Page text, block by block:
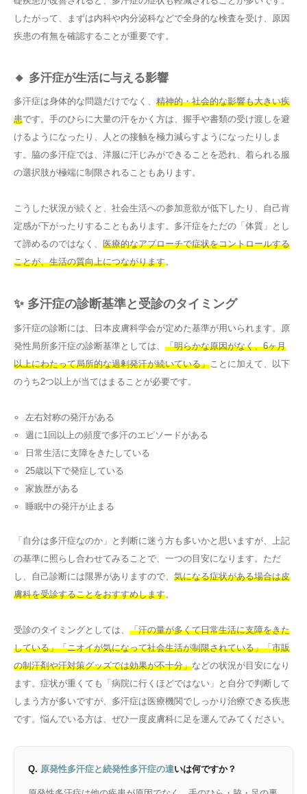
したがって、まずは内科や内分泌科などで全身的な検査を受け、原因
疾患の有無を確認することが重要です。
🔸 多汗症が生活に与える影響
多汗症は身体的な問題だけでなく、 精神的・社会的な影響も大きい疾
患です。手のひらに大量の汗をかく方は、握手や書類の受け渡しを避
けるようになったり、人との接触を極力減らすようになったりしま
す。脇の多汗症では、洋服に汗じみができることを恐れ、着られる服
の選択肢が極端に制限されることもあります。
こうした状況が続くと、社会生活への参加意欲が低下したり、自己肯
定感が下がったりすることもあります。多汗症をただの「体質」とし
て諦めるのではなく、 医療的なアプローチで症状をコントロールする
ことが、生活の質向上につながります。
✨ 多汗症の診断基準と受診のタイミング
多汗症の診断には、日本皮膚科学会が定めた基準が用いられます。原
発性局所多汗症の診断基準としては、 「明らかな原因がなく、6ヶ月
以上にわたって局所的な過剰発汗が続いている」 ことに加えて、以下
のうち2つ以上が当てはまることが必要です。
左右対称の発汗がある
週に1回以上の頻度で多汗のエピソードがある
日常生活に支障をきたしている
25歳以下で発症している
家族歴がある
睡眠中の発汗が止まる
「自分は多汗症なのか」と判断に迷う方も多いかと思いますが、上記
の基準に照らし合わせてみることで、一つの目安になります。ただ
し、自己診断には限界がありますので、 気になる症状がある場合は皮
膚科を受診することをおすすめします。
受診のタイミングとしては、 「汗の量が多くて日常生活に支障をきた
している」「ニオイが気になって社会生活が制限されている」「市販
の制汗剤や汗対策グッズでは効果が不十分」などの状況が目安になり
ます。症状が重くても「病院に行くほどではない」と自分で判断して
しまう方が多いですが、多汗症は医療機関でしっかり治療できる疾患
です。悩んでいる方は、ぜひ一度皮膚科に足を運んでみてください。
Q. 原発性多汗症と続発性多汗症の違いは何ですか？